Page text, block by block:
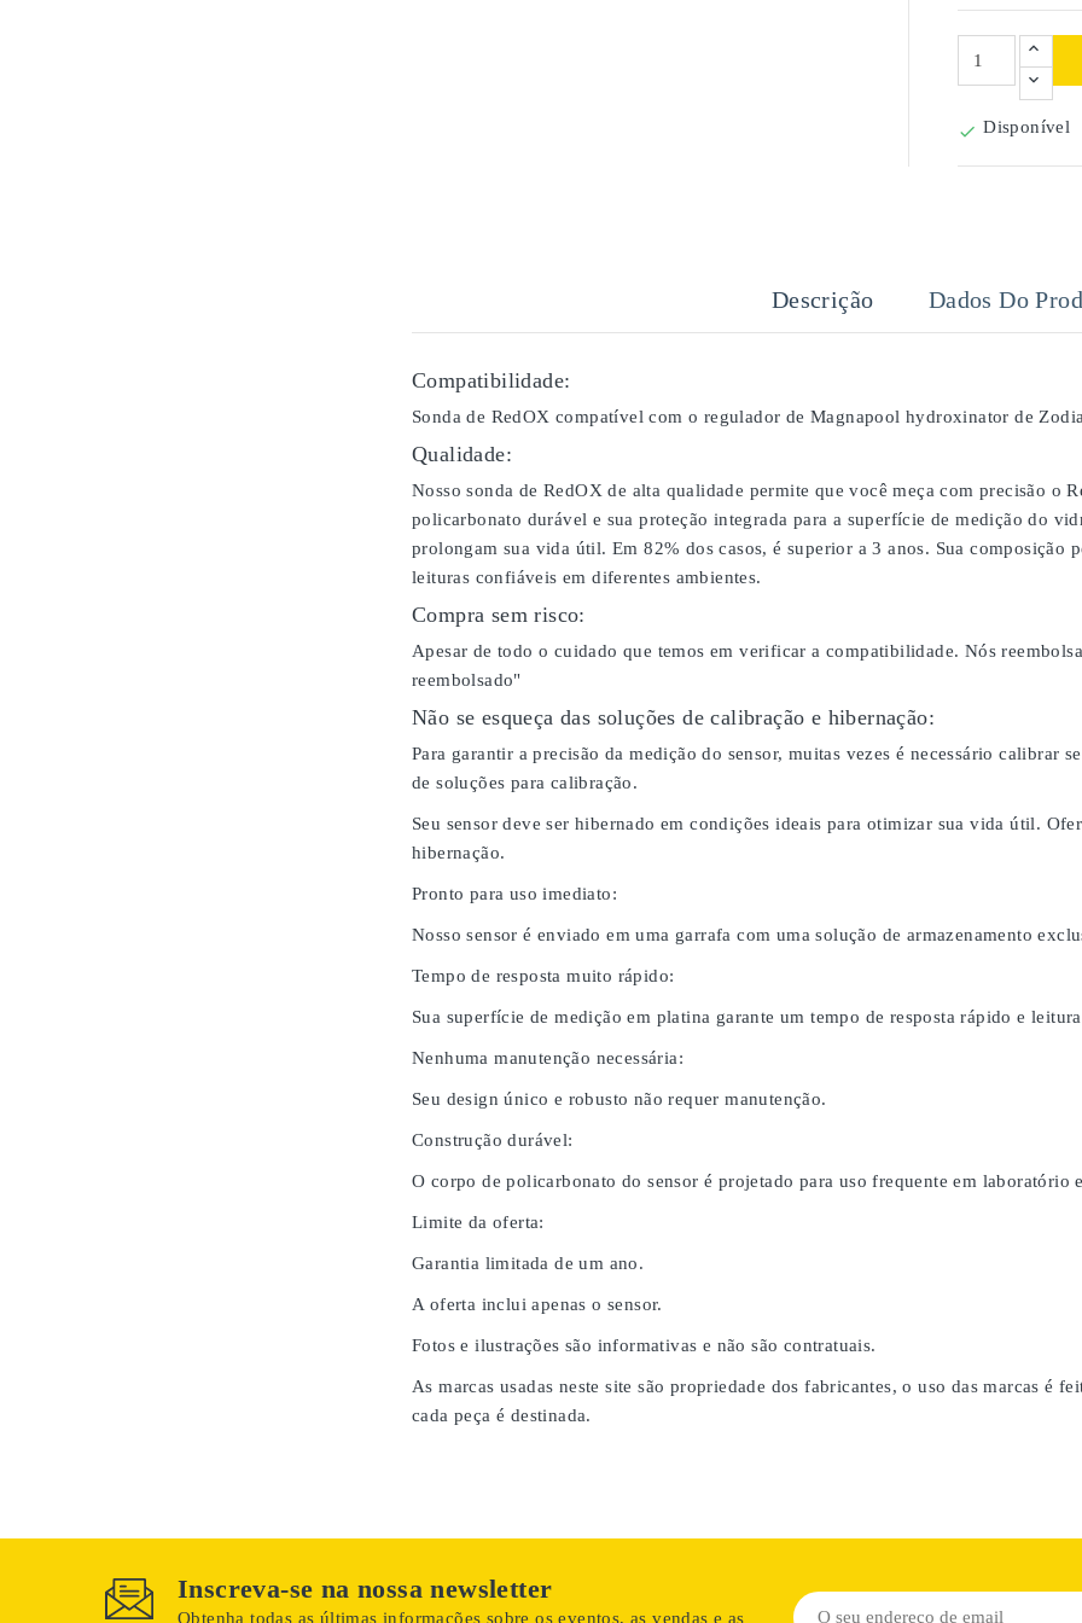
 Disponível
Descrição Dados Do
Compatibilidade:
Sonda de RedOX compatível com o regulador de Magnapool hydroxinator de
Qualidade:
Nosso sonda de RedOX de alta qualidade permite que você meça com precisão o
policarbonato durável e sua proteção integrada para a superfície de medição do
prolongam sua vida útil. Em 82% dos casos, é superior a 3 anos. Sua composição
leituras confiáveis em diferentes ambientes.
Compra sem risco:
Apesar de todo o cuidado que temos em verificar a compatibilidade. Nós
reembolsado"
Não se esqueça das soluções de calibração e hibernação:
Para garantir a precisão da medição do sensor, muitas vezes é necessário calibrar
de soluções para calibração.
Seu sensor deve ser hibernado em condições ideais para otimizar sua vida útil.
hibernação.
Pronto para uso imediato:
Nosso sensor é enviado em uma garrafa com uma solução de armazenamento
Tempo de resposta muito rápido:
Sua superfície de medição em platina garante um tempo de resposta rápido e
Nenhuma manutenção necessária:
Seu design único e robusto não requer manutenção.
Construção durável:
O corpo de policarbonato do sensor é projetado para uso frequente em laboratório
Limite da oferta:
Garantia limitada de um ano.
A oferta inclui apenas o sensor.
Fotos e ilustrações são informativas e não são contratuais.
As marcas usadas neste site são propriedade dos fabricantes, o uso das marcas é
cada peça é destinada.
Inscreva-se na nossa newsletter
Obtenha todas as últimas informações sobre os eventos, as vendas e as